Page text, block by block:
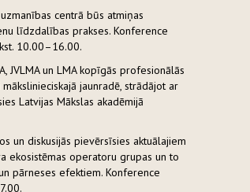
uzmanības centrā būs atmiņas
līdzdalības prakses. Konference
10.00–16.00.
JVLMA un LMA kopīgās profesionālās
jaunradē, strādājot ar
Latvijas Mākslas akadēmijā
un diskusijās pievērsīsies aktuālajiem
ekosistēmas operatoru grupas un to
pārneses efektiem. Konference